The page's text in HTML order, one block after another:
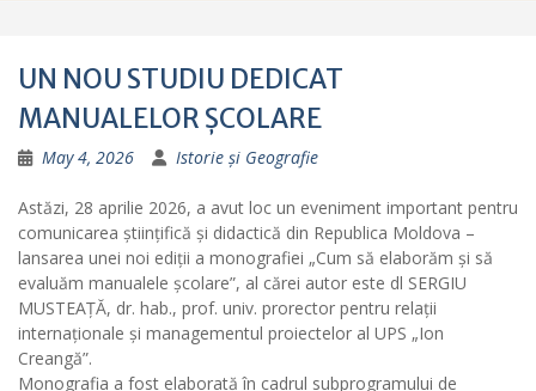
UN NOU STUDIU DEDICAT
MANUALELOR ȘCOLARE
May 4, 2026 Istorie și Geografie
Astăzi, 28 aprilie 2026, a avut loc un eveniment important pentru
comunicarea științifică și didactică din Republica Moldova –
lansarea unei noi ediții a monografiei „Cum să elaborăm și să
evaluăm manualele școlare”, al cărei autor este dl SERGIU
MUSTEAȚĂ, dr. hab., prof. univ. prorector pentru relații
internaționale și managementul proiectelor al UPS „Ion
Creangă”.
Monografia a fost elaborată în cadrul subprogramului de